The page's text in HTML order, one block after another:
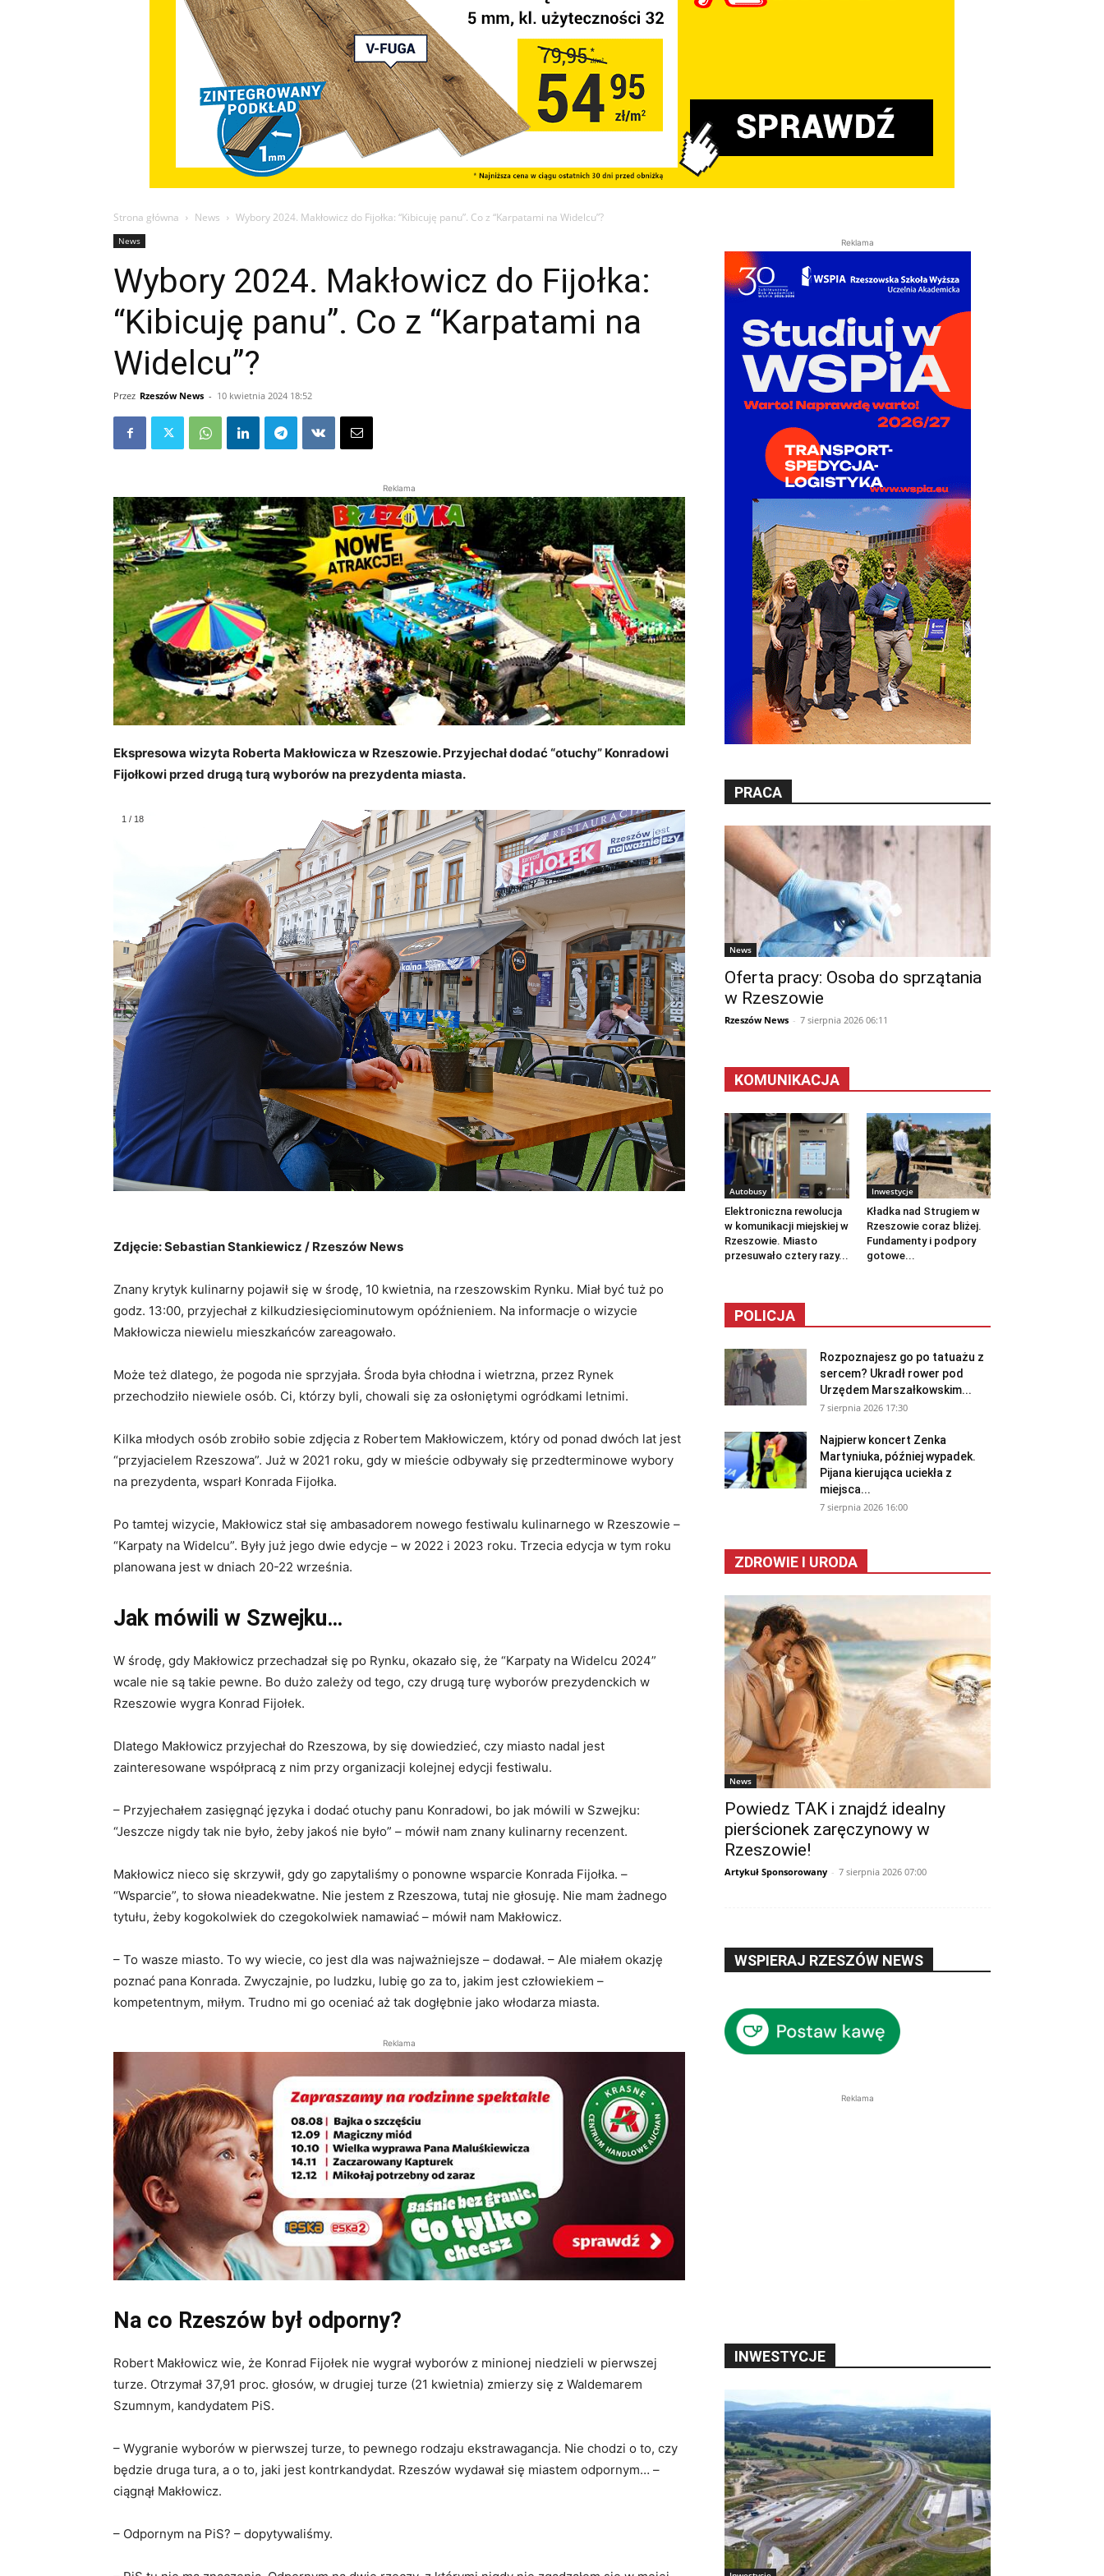
Strona główna News Wybory 2024. Makłowicz do Fijołka: “Kibicuję panu”. Co z “Karpatami na Widelcu”?
News
Wybory 2024. Makłowicz do Fijołka:
“Kibicuję panu”. Co z “Karpatami na
Widelcu”?
Przez Rzeszów News - 10 kwietnia 2024 18:52
Reklama
Ekspresowa wizyta Roberta Makłowicza w Rzeszowie. Przyjechał dodać “otuchy” Konradowi
Fijołkowi przed drugą turą wyborów na prezydenta miasta.
Zdjęcie: Sebastian Stankiewicz / Rzeszów News
Znany krytyk kulinarny pojawił się w środę, 10 kwietnia, na rzeszowskim Rynku. Miał być tuż po
godz. 13:00, przyjechał z kilkudziesięciominutowym opóźnieniem. Na informacje o wizycie
Makłowicza niewielu mieszkańców zareagowało.
Może też dlatego, że pogoda nie sprzyjała. Środa była chłodna i wietrzna, przez Rynek
przechodziło niewiele osób. Ci, którzy byli, chowali się za osłoniętymi ogródkami letnimi.
Kilka młodych osób zrobiło sobie zdjęcia z Robertem Makłowiczem, który od ponad dwóch lat jest
“przyjacielem Rzeszowa”. Już w 2021 roku, gdy w mieście odbywały się przedterminowe wybory
na prezydenta, wsparł Konrada Fijołka.
Po tamtej wizycie, Makłowicz stał się ambasadorem nowego festiwalu kulinarnego w Rzeszowie –
“Karpaty na Widelcu”. Były już jego dwie edycje – w 2022 i 2023 roku. Trzecia edycja w tym roku
planowana jest w dniach 20-22 września.
Jak mówili w Szwejku…
W środę, gdy Makłowicz przechadzał się po Rynku, okazało się, że “Karpaty na Widelcu 2024”
wcale nie są takie pewne. Bo dużo zależy od tego, czy drugą turę wyborów prezydenckich w
Rzeszowie wygra Konrad Fijołek.
Dlatego Makłowicz przyjechał do Rzeszowa, by się dowiedzieć, czy miasto nadal jest
zainteresowane współpracą z nim przy organizacji kolejnej edycji festiwalu.
– Przyjechałem zasięgnąć języka i dodać otuchy panu Konradowi, bo jak mówili w Szwejku:
“Jeszcze nigdy tak nie było, żeby jakoś nie było” – mówił nam znany kulinarny recenzent.
Makłowicz nieco się skrzywił, gdy go zapytaliśmy o ponowne wsparcie Konrada Fijołka. –
“Wsparcie”, to słowa nieadekwatne. Nie jestem z Rzeszowa, tutaj nie głosuję. Nie mam żadnego
tytułu, żeby kogokolwiek do czegokolwiek namawiać – mówił nam Makłowicz.
– To wasze miasto. To wy wiecie, co jest dla was najważniejsze – dodawał. – Ale miałem okazję
poznać pana Konrada. Zwyczajnie, po ludzku, lubię go za to, jakim jest człowiekiem –
kompetentnym, miłym. Trudno mi go oceniać aż tak dogłębnie jako włodarza miasta.
Reklama
Na co Rzeszów był odporny?
Robert Makłowicz wie, że Konrad Fijołek nie wygrał wyborów z minionej niedzieli w pierwszej
turze. Otrzymał 37,91 proc. głosów, w drugiej turze (21 kwietnia) zmierzy się z Waldemarem
Szumnym, kandydatem PiS.
– Wygranie wyborów w pierwszej turze, to pewnego rodzaju ekstrawagancja. Nie chodzi o to, czy
będzie druga tura, a o to, jaki jest kontrkandydat. Rzeszów wydawał się miastem odpornym… –
ciągnął Makłowicz.
– Odpornym na PiS? – dopytywaliśmy.
Reklama
PRACA
News
Oferta pracy: Osoba do sprzątania
w Rzeszowie
Rzeszów News - 7 sierpnia 2026 06:11
KOMUNIKACJA
Autobusy
Elektroniczna rewolucja
w komunikacji miejskiej w
Rzeszowie. Miasto
przesuwało cztery razy...
Inwestycje
Kładka nad Strugiem w
Rzeszowie coraz bliżej.
Fundamenty i podpory
gotowe...
POLICJA
Rozpoznajesz go po tatuażu z
sercem? Ukradł rower pod
Urzędem Marszałkowskim...
7 sierpnia 2026 17:30
Najpierw koncert Zenka
Martyniuka, później wypadek.
Pijana kierująca uciekła z
miejsca...
7 sierpnia 2026 16:00
ZDROWIE I URODA
News
Powiedz TAK i znajdź idealny
pierścionek zaręczynowy w
Rzeszowie!
Artykuł Sponsorowany - 7 sierpnia 2026 07:00
WSPIERAJ RZESZÓW NEWS
Reklama
INWESTYCJE